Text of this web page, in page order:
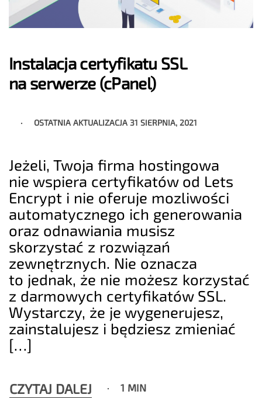
Instalacja certyfikatu SSL
na serwerze (cPanel)
OSTATNIA AKTUALIZACJA 31 SIERPNIA, 2021
Jeżeli, Twoja firma hostingowa
nie wspiera certyfikatów od Lets
Encrypt i nie oferuje mozliwości
automatycznego ich generowania
oraz odnawiania musisz
skorzystać z rozwiązań
zewnętrznych. Nie oznacza
to jednak, że nie możesz korzystać
z darmowych certyfikatów SSL.
Wystarczy, że je wygenerujesz,
zainstalujesz i będziesz zmieniać
[…]
CZYTAJ DALEJ 1 MIN